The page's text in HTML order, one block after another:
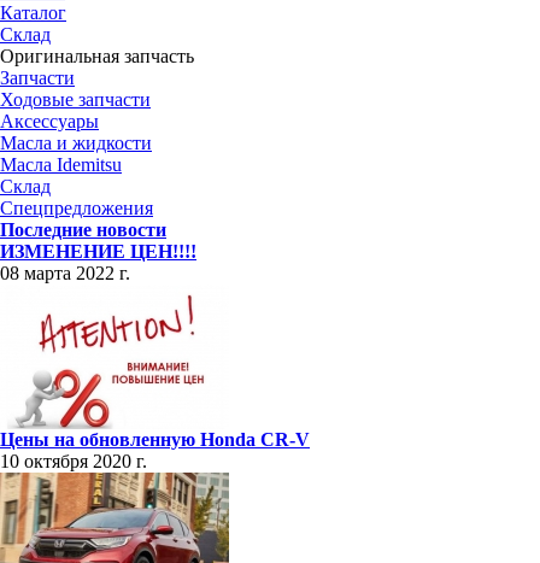
Каталог
Склад
Оригинальная запчасть
Запчасти
Ходовые запчасти
Аксессуары
Масла и жидкости
Масла Idemitsu
Склад
Спецпредложения
Последние новости
ИЗМЕНЕНИЕ ЦЕН!!!!
08 марта 2022 г.
Цены на обновленную Honda CR-V
10 октября 2020 г.